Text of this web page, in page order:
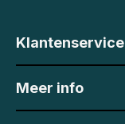
Klantenservice
Meer info